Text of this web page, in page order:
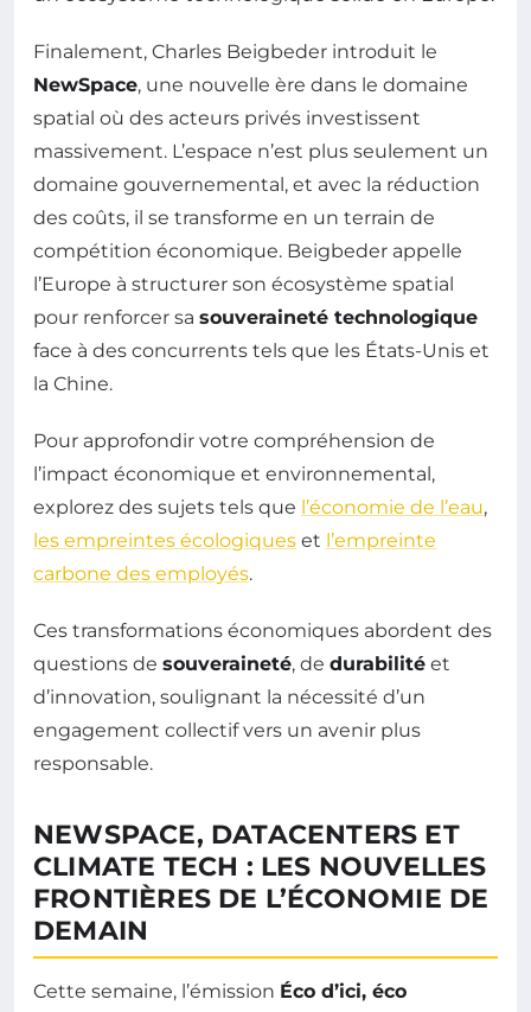
Finalement, Charles Beigbeder introduit le
NewSpace, une nouvelle ère dans le domaine
spatial où des acteurs privés investissent
massivement. L’espace n’est plus seulement un
domaine gouvernemental, et avec la réduction
des coûts, il se transforme en un terrain de
compétition économique. Beigbeder appelle
l’Europe à structurer son écosystème spatial
pour renforcer sa souveraineté technologique
face à des concurrents tels que les États-Unis et
la Chine.
Pour approfondir votre compréhension de
l’impact économique et environnemental,
explorez des sujets tels que l’économie de l’eau,
les empreintes écologiques et l’empreinte
carbone des employés.
Ces transformations économiques abordent des
questions de souveraineté, de durabilité et
d’innovation, soulignant la nécessité d’un
engagement collectif vers un avenir plus
responsable.
NEWSPACE, DATACENTERS ET
CLIMATE TECH : LES NOUVELLES
FRONTIÈRES DE L’ÉCONOMIE DE
DEMAIN
Cette semaine, l’émission Éco d’ici, éco